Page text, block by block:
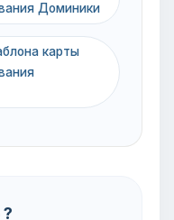
Доминики
карты